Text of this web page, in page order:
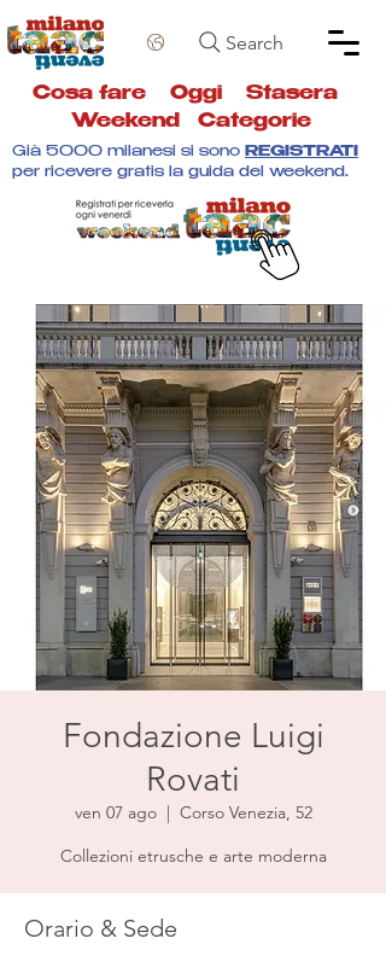
Search
Cosa fare Oggi Stasera
Weekend
Categorie
Già 5000 milanesi si sono REGISTRATI
per ricevere gratis la guida del weekend.
Fondazione Luigi
Rovati
ven 07 ago
  |
Corso Venezia, 52
Collezioni etrusche e arte moderna
Orario & Sede